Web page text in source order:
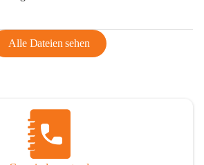
war Wörterberg von Wörth
war die Bevölkerung dazu gezwungen,
Es kam oft zu nächtlichen
Erst mit dem Anschluss des
bergauf. Dieser Aufschwung endete
Preissteigerung und
Produkten. Daher wurde der
Reich begrüßt. Als der Zweite
Alle Dateien sehen